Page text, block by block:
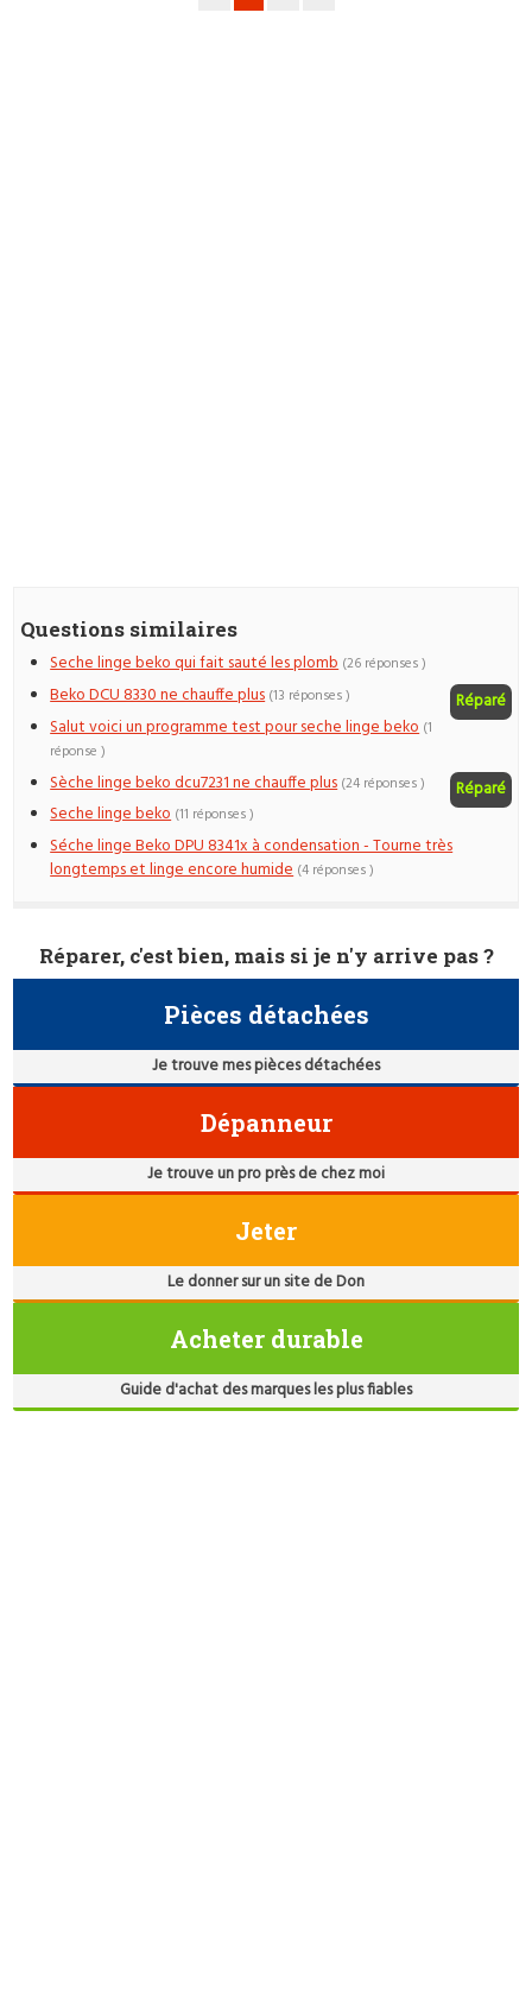
Questions similaires
Seche linge beko qui fait sauté les plomb (26 réponses )
Beko DCU 8330 ne chauffe plus Réparé
(13 réponses )
Salut voici un programme test pour seche linge beko (1
réponse )
Sèche linge beko dcu7231 ne chauffe plus Réparé
(24 réponses )
Seche linge beko (11 réponses )
Séche linge Beko DPU 8341x à condensation - Tourne très
longtemps et linge encore humide (4 réponses )
Réparer, c'est bien, mais si je n'y arrive pas ?
Pièces détachées
Je trouve mes pièces détachées
Dépanneur
Je trouve un pro près de chez moi
Jeter
Le donner sur un site de Don
Acheter durable
Guide d'achat des marques les plus fiables